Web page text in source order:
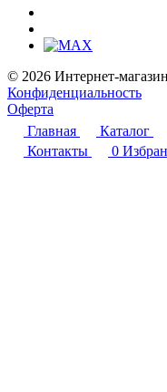
© 2026 Интернет-
Конфиденциальность
Оферта
Главная
Каталог
Контакты
0